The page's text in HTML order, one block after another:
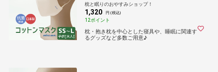
性 大人 子ども 子供 定価販売 日本製 国産】
枕と眠りのおやすみショップ！
1,320 円 (税込)
12ポイント
枕・抱き枕を中心とした寝具や、睡眠に関連す
るグッズなど多数ご用意♪